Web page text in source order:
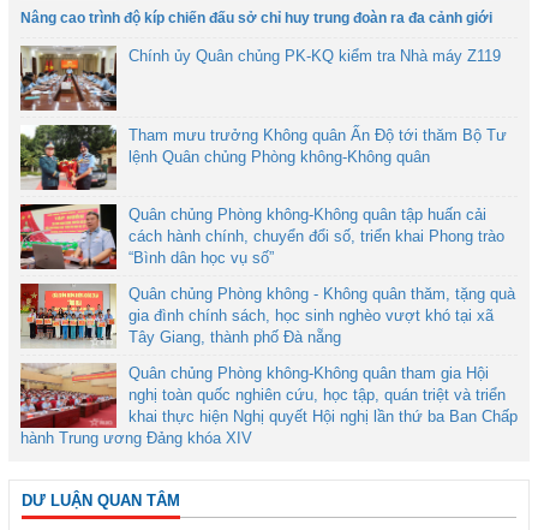
Nâng cao trình độ kíp chiến đấu sở chỉ huy trung đoàn ra đa cảnh giới
Chính ủy Quân chủng PK-KQ kiểm tra Nhà máy Z119
Tham mưu trưởng Không quân Ấn Độ tới thăm Bộ Tư
lệnh Quân chủng Phòng không-Không quân
Quân chủng Phòng không-Không quân tập huấn cải
cách hành chính, chuyển đổi số, triển khai Phong trào
“Bình dân học vụ số”
Quân chủng Phòng không - Không quân thăm, tặng quà
gia đình chính sách, học sinh nghèo vượt khó tại xã
Tây Giang, thành phố Đà nẵng
Quân chủng Phòng không-Không quân tham gia Hội
nghị toàn quốc nghiên cứu, học tập, quán triệt và triển
khai thực hiện Nghị quyết Hội nghị lần thứ ba Ban Chấp
hành Trung ương Đảng khóa XIV
DƯ LUẬN QUAN TÂM